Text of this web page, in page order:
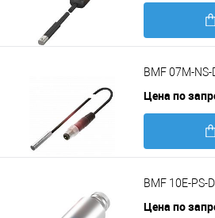
BMF 07M-
Цена по
BMF 10E-PS-
Цена по